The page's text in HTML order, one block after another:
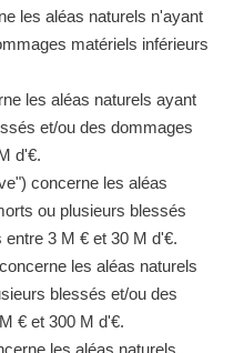
les aléas naturels n'ayant
matériels inférieurs
les aléas naturels ayant
et/ou des dommages
d'€.
concerne les aléas
ou plusieurs blessés
3 M € et 30 M d'€.
les aléas naturels
blessés et/ou des
€ et 300 M d'€.
les aléas naturels